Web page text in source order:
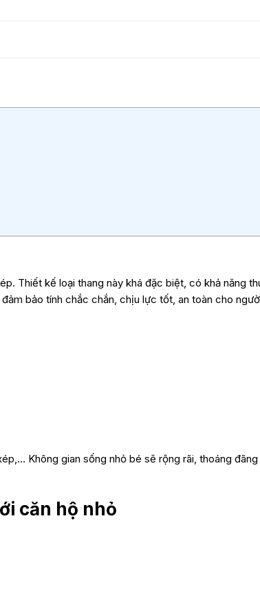
Thiết kế loại thang này khá đặc biệt, có khả năng
bảo tính chắc chắn, chịu lực tốt, an toàn cho
Không gian sống nhỏ bé sẽ rộng rãi, thoáng
căn hộ nhỏ